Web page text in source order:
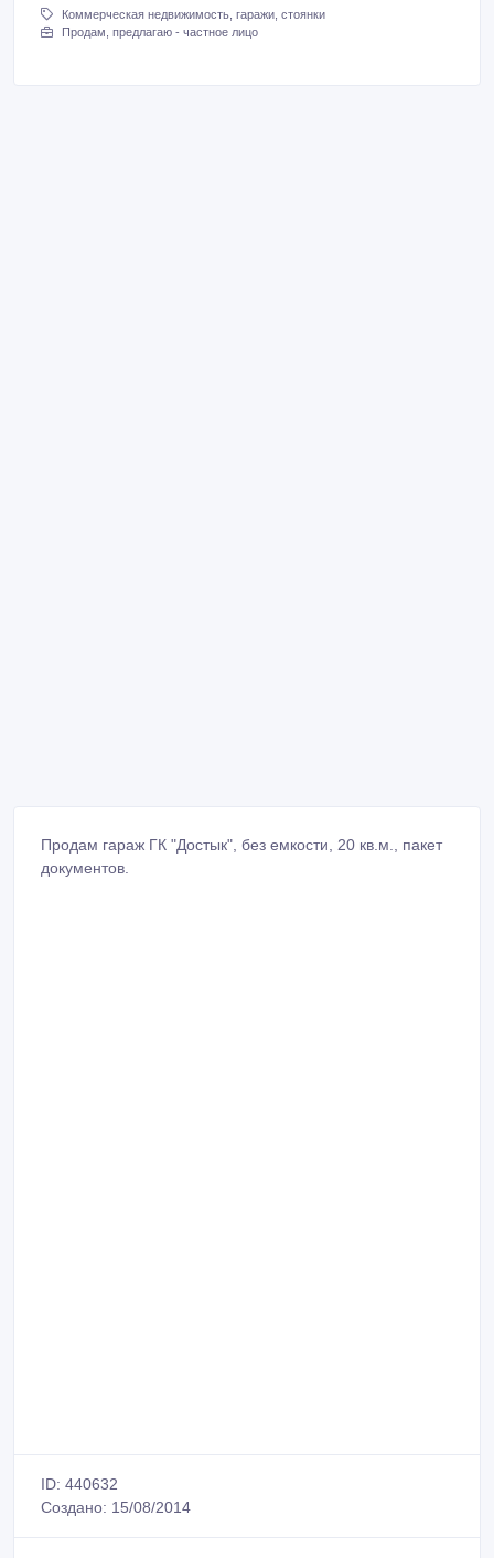
Коммерческая недвижимость, гаражи, стоянки
Продам, предлагаю - частное лицо
Продам гараж ГК "Достык", без емкости, 20 кв.м., пакет
документов.
ID: 440632
Создано: 15/08/2014